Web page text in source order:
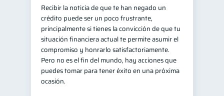
Recibir la noticia de que te han negado un
crédito puede ser un poco frustrante,
principalmente si tienes la convicción de que tu
situación financiera actual te permite asumir el
compromiso y honrarlo satisfactoriamente.
Pero no es el fin del mundo, hay acciones que
puedes tomar para tener éxito en una próxima
ocasión.